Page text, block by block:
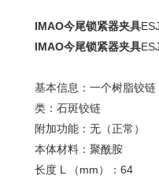
IMAO今尾锁紧器夹具
IMAO今尾锁紧器夹具
基本信息：一个树脂铰
类：石斑铰链
附加功能：无（正常）
本体材料：聚酰胺
长度 L （mm）：64